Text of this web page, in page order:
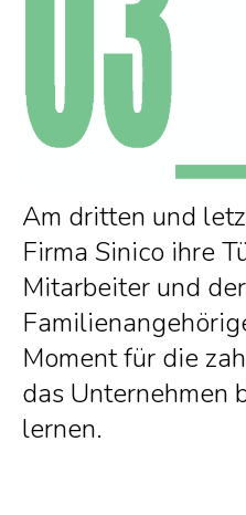
Am dritten und
Firma Sinico ihre
Mitarbeiter und
Moment für die
das Unternehmen
lernen.